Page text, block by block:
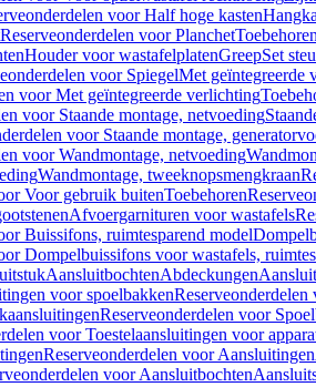
voor Half hoge kasten
Reserveonderdelen voor PlanchetToebehoren
Houder voor wastafelplatenGreepSet
voor SpiegelMet geïntegreerde
voor Met geïntegreerde verlichting
voor Staande montage, netvoeding
voor Staande montage,
voor Wandmontage, netvoeding
Wandmontage, tweeknopsmengkraan
Voor gebruik buitenToebehoren
Afvoergarnituren voor wastafels
Buissifons, ruimtesparend model
Dompelbuissifons voor wastafels,
AansluitbochtenAbdeckungen
voor spoelbakken
Reserveonderdelen voor
voor Toestelaansluitingen voor
Reserveonderdelen voor Aansluitingen
voor Aansluitbochten